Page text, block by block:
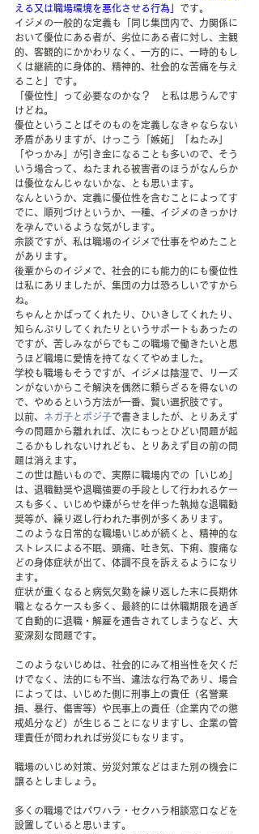
える又は職場環境を悪化させる行為」 です。
イジメの一般的な定義も「同じ集団内で、力関係に
おいて優位にある者が、劣位にある者に対し、主観
的、客観的にかかわりなく、一方的に、一時的もし
くは継続的に身体的、精神的、社会的な苦痛を与え
ること」です。
「優位性」って必要なのかな？　と私は思うんです
けどね。
優位ということばそのものを定義しなきゃならない
矛盾がありますが、けっこう「嫉妬」「ねたみ」
「やっかみ」が引き金になることも多いので、そう
いう場合って、ねたまれる被害者のほうがなんらか
は優位なんじゃないかな、とも思います。
なんというか、定義に優位性を含むことによってす
でに、順列づけというか、一種、イジメのきっかけ
を孕んでいるような気がします。
余談ですが、私は職場のイジメで仕事をやめたこと
があります。
後輩からのイジメで、社会的にも能力的にも優位性
は私にありましたが、集団の力は恐ろしいですから
ね。
ちゃんとかばってくれたり、ひいきしてくれたり、
知らんぷりしてくれたりというサポートもあったの
ですが、苦しみながらでもこの職場で働きたいと思
うほど職場に愛情を持てなくてやめました。
学校も職場もそうですが、イジメは陰湿で、リーズ
ンがないからこそ解決を偶然に頼らざるを得ないの
で、やめるという方法が一番、賢い選択肢です。
以前、 ネガ子とポジ子で書きましたが、とりあえず
今の問題から離れれば、次にもっとひどい問題が起
こるかもしれないけれども、とりあえず目の前の問
題は消えます。
この世は酷いもので、実際に職場内での「いじめ」
は、退職勧奨や退職強要の手段として行われるケー
スも多く、いじめや嫌がらせを伴った執拗な退職勧
奨等が、繰り返し行われた事例が多くあります。
このような日常的な職場いじめが続くと、精神的な
ストレスによる不眠、頭痛、吐き気、下痢、腹痛な
どの身体症状が出て、体調不良を訴えるようになり
ます。
症状が重くなると病気欠勤を繰り返した末に長期休
職となるケースも多く、最終的には休職期限を過ぎ
て自動的に退職・解雇を通告されてしまうなど、大
変深刻な問題です。
このようないじめは、社会的にみて相当性を欠くだ
けでなく、法的にも不当、違法な行為であり、場合
によっては、いじめた側に刑事上の責任（名誉棄
損、暴行、傷害等）や民事上の責任（企業内での懲
戒処分など）が生じることになりますし、企業の管
理責任が問われれば労災にもなります。
職場のいじめ対策、労災対策などはまた別の機会に
譲るとしましょう。
多くの職場ではパワハラ・セクハラ相談窓口などを
設置していると思います。